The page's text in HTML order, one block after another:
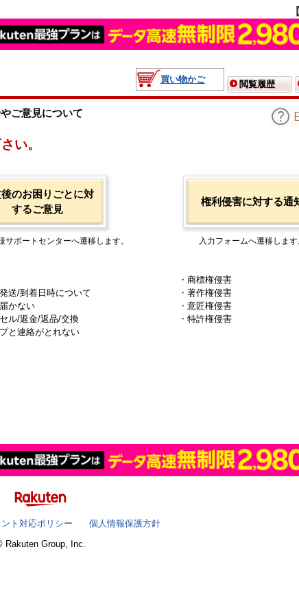
買い物かご
閲覧履歴
ご意見について
い。
のお困りごとに対
するご意見
サポートセンターへ遷移します。
送/到着日時について
かない
ル/返金/返品/交換
と連絡がとれない
権利侵害に対する通
入力フォームへ遷移します
・商標権侵害
・著作権侵害
・意匠権侵害
・特許権侵害
ト対応ポリシー
個人情報保護方針
Rakuten Group, Inc.